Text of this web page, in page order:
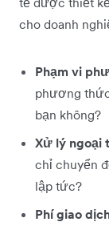
cho doanh
Phạm vi
phương
bạn không?
Xử lý ngoại
chỉ chuyển
lập tức?
Phí giao